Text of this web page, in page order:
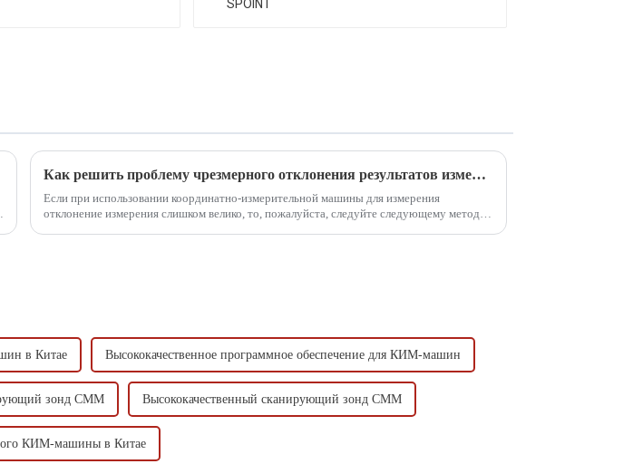
Как решить проблему чрезмерного отклонения результатов измерений
Если при использовании координатно-измерительной машины для измерения
отклонение измерения слишком велико, то, пожалуйста, следуйте следующему методу
в Китае Высококачественное программное обеспечение для КИМ-машин
зонд CMM Высококачественный сканирующий зонд CMM
КИМ-машины в Китае